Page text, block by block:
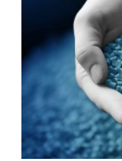
Oculto
de
la
Presión
de
Cavidad:
Mano
de
Obra,
Materiales
y